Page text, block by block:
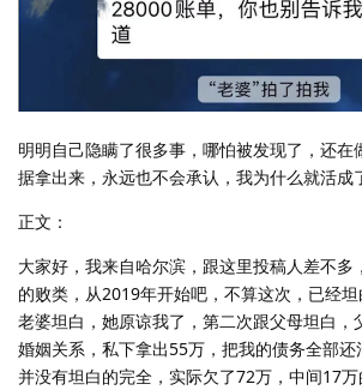
明明自己隐瞒了很多事，哪怕被发现了，还在
据拿出来，永远也不会承认，我为什么就活成
正文：
大家好，我来自哈尔滨，跟这里投稿人差不多
的败类，从2019年开始吧，不算这次，已经
老婆坦白，她原谅我了，第二次跟父母坦白，
婚姻关系，私下拿出55万，把我的债务全部
并没有坦白的完全，实际欠了72万，中间17